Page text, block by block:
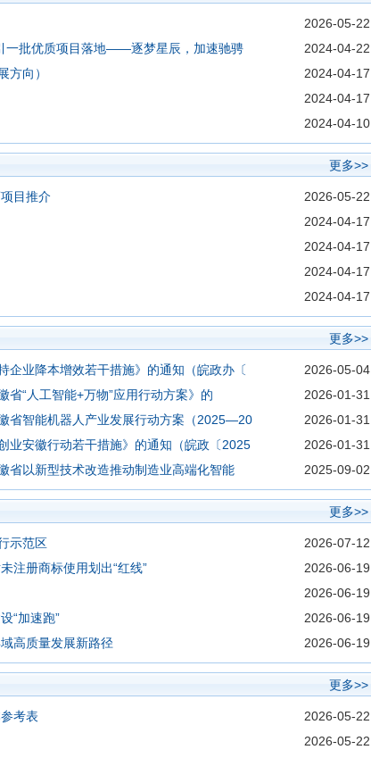
2026-05-22
一批优质项目落地——逐梦星辰，加速驰骋
2024-04-22
方向）
2024-04-17
2024-04-17
2024-04-10
更多>>
目推介
2026-05-22
2024-04-17
2024-04-17
2024-04-17
2024-04-17
更多>>
企业降本增效若干措施》的通知（皖政办〔
2026-05-04
“人工智能+万物”应用行动方案》的
2026-01-31
省智能机器人产业发展行动方案（2025—20
2026-01-31
业安徽行动若干措施》的通知（皖政〔2025
2026-01-31
省以新型技术改造推动制造业高端化智能
2025-09-02
更多>>
示范区
2026-07-12
注册商标使用划出“红线”
2026-06-19
2026-06-19
“加速跑”
2026-06-19
高质量发展新路径
2026-06-19
更多>>
考表
2026-05-22
2026-05-22